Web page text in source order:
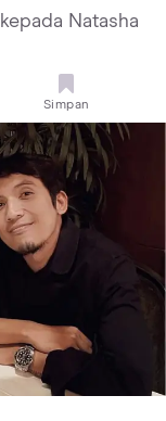
Natasha
Simpan